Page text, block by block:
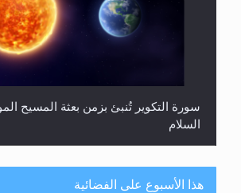
سورة التكوير تُنبئ بزمن بعثة المسيح
السلام
هذا الأسبوع على الفضائية